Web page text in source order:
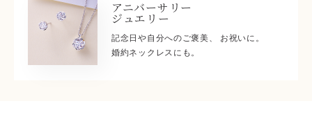
アニバーサリー
ジュエリー
記念日や自分へのご褒美、 お祝いに。
婚約ネックレスにも。